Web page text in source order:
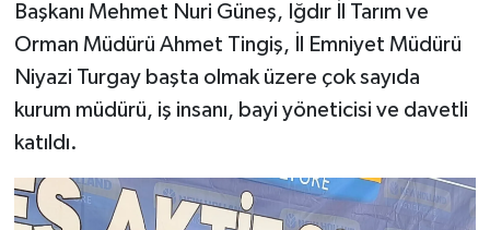
Başkanı Mehmet Nuri Güneş, Iğdır İl Tarım ve
Orman Müdürü Ahmet Tingiş, İl Emniyet Müdürü
Niyazi Turgay başta olmak üzere çok sayıda
kurum müdürü, iş insanı, bayi yöneticisi ve davetli
katıldı.